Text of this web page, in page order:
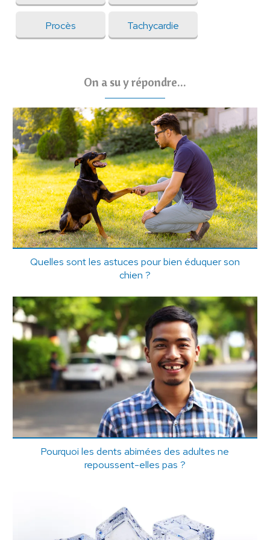
Procès Tachycardie
On a su y répondre...
Quelles sont les astuces pour bien éduquer son
chien ?
Pourquoi les dents abimées des adultes ne
repoussent-elles pas ?